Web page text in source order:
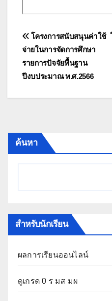
แนะแนว
เรื่อง
โครงการสนับสนุนค่าใช้
จ่ายในการจัดการศึกษา
รายการปัจจัยพื้นฐาน
ปีงบประมาณ พ.ศ.2566
ค้นหา
สำหรับนักเรียน
ผลการเรียนออนไลน์
ดูเกรด 0 ร มส มผ